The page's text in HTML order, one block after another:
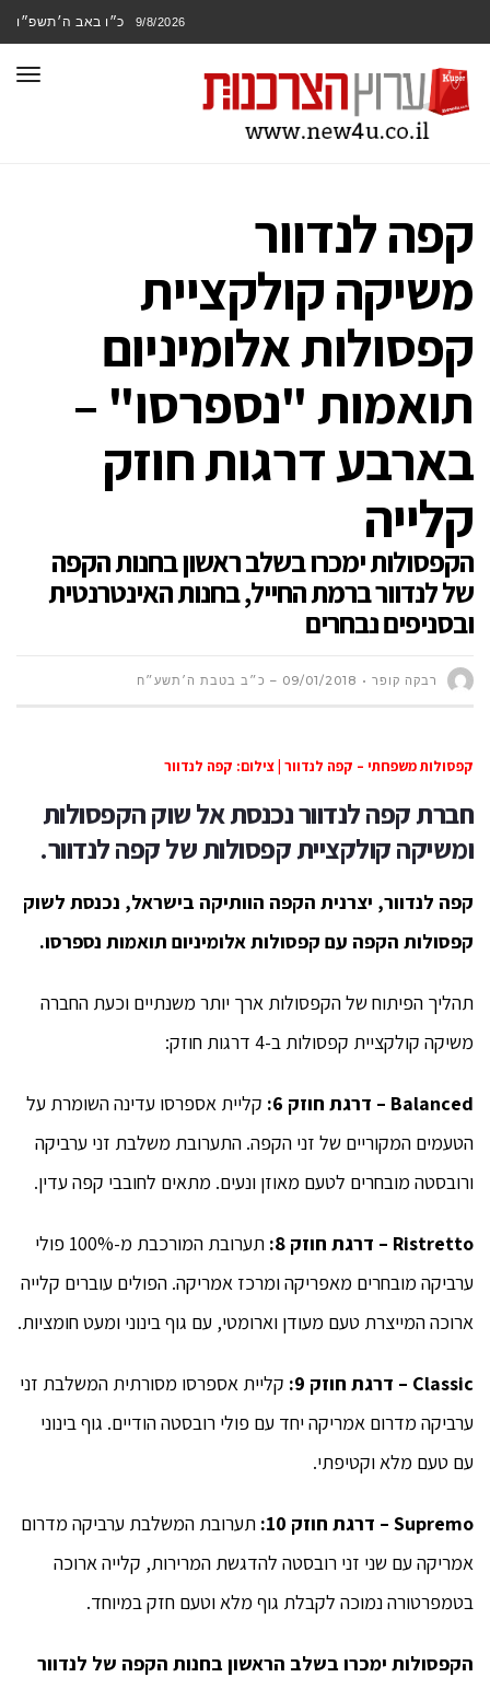
9/8/2026 כ״ו באב ה׳תשפ״ו
קפה לנדוור
משיקה קולקציית
קפסולות אלומיניום
תואמות "נספרסו" –
בארבע דרגות חוזק
קלייה
הקפסולות ימכרו בשלב ראשון בחנות הקפה
של לנדוור ברמת החייל, בחנות האינטרנטית
ובסניפים נבחרים
רבקה קופר 09/01/2018 – כ״ב בטבת ה׳תשע״ח
קפסולות משפחתי – קפה לנדוור | צילום: קפה לנדוור
חברת קפה לנדוור נכנסת אל שוק הקפסולות
ומשיקהקולקציית קפסולות של קפה לנדוור.
קפה לנדוור, יצרנית הקפה הוותיקה בישראל, נכנסת לשוק
קפסולות הקפה עם קפסולות אלומיניום תואמות נספרסו.
תהליך הפיתוח של הקפסולות ארך יותר משנתיים וכעת החברה
משיקה קולקציית קפסולות ב-4 דרגות חוזק:
Balanced – דרגת חוזק 6:
קליית אספרסו עדינה השומרת על
הטעמים המקוריים של זני הקפה. התערובת משלבת זני ערביקה
ורובסטה מובחרים לטעם מאוזן ונעים. מתאים לחובבי קפה עדין.
Ristretto – דרגת חוזק 8:
תערובת המורכבת מ-100% פולי
ערביקה מובחרים מאפריקה ומרכז אמריקה. הפולים עוברים קלייה
ארוכה המייצרת טעם מעודן וארומטי, עם גוף בינוני ומעט חומציות.
Classic – דרגת חוזק 9:
קליית אספרסו מסורתית המשלבת זני
ערביקה מדרום אמריקה יחד עם פולי רובסטה הודיים. גוף בינוני
עם טעם מלא וקטיפתי.
Supremo – דרגת חוזק 10:
תערובת המשלבת ערביקה מדרום
אמריקה עם שני זני רובסטה להדגשת המרירות, קלייה ארוכה
בטמפרטורה נמוכה לקבלת גוף מלא וטעם חזק במיוחד.
הקפסולות ימכרו בשלב הראשון בחנות הקפה של לנדוור